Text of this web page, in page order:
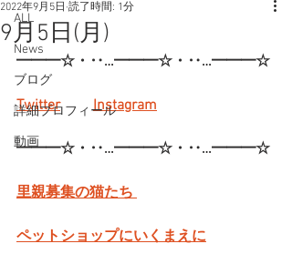
ALL
News
ブログ
詳細プロフィール
動画
9月5日(月)
2022年9月5日 読了時間: 1分
━━━☆・‥…━━━☆・‥…━━━☆
Twitter Instagram
━━━☆・‥…━━━☆・‥…━━━☆
里親募集の猫たち
ペットショップにいくまえに